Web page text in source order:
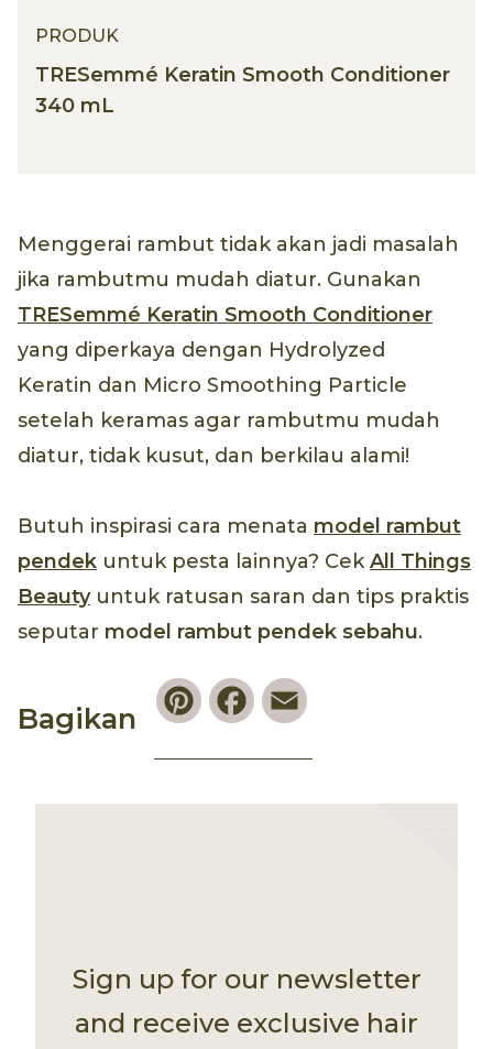
PRODUK
TRESemmé Keratin Smooth Conditioner
340 mL
Menggerai rambut tidak akan jadi masalah
jika rambutmu mudah diatur. Gunakan
TRESemmé Keratin Smooth Conditioner
yang diperkaya dengan Hydrolyzed
Keratin dan Micro Smoothing Particle
setelah keramas agar rambutmu mudah
diatur, tidak kusut, dan berkilau alami!
Butuh inspirasi cara menata model rambut
pendek untuk pesta lainnya? CekAll Things
Beautyuntuk ratusan saran dan tips praktis
seputar model rambut pendek sebahu.
Bagikan
PinterestFacebook
Sign up for our newsletter
and receive exclusive hair